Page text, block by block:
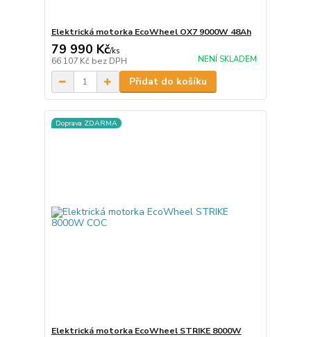
Elektrická motorka EcoWheel OX7 9000W 48Ah
79 990 Kč/ks
66 107 Kč bez DPH NENÍ SKLADEM
Přidat do košíku
Doprava ZDARMA
Elektrická motorka EcoWheel STRIKE 8000W